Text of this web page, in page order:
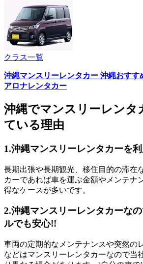
クラス一覧
沖縄マンスリーレンタカー 沖縄おすす
アロナレンタカー
沖縄でマンスリーレンタ
ている理由
1.沖縄マンスリーレンタカーを
長期出張や長期観光、移住目的の滞在
カーであれば車を運ぶ金額やメンテナ
得なケースが多いです。
2.沖縄マンスリーレンタカーな
ルでも安心!!
車両の定期的なメンテナンスや突然の
などはマンスリーレンタカーなので当